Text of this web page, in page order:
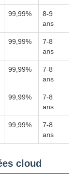
99,99%
8-9
ans
99,99%
7-8
ans
99,99%
7-8
ans
99,99%
7-8
ans
99,99%
7-8
ans
cloud